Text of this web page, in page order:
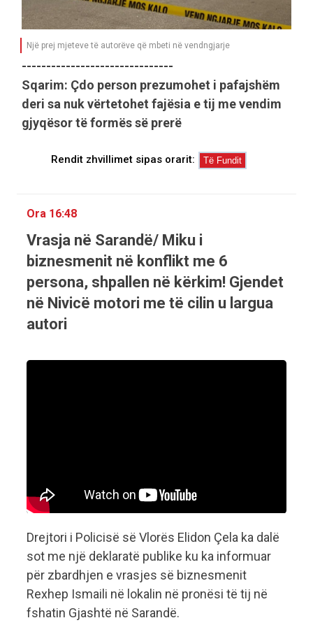
Një prej mjeteve të autorëve që mbeti në vendngjarje
-------------------------------
Sqarim: Çdo person prezumohet i pafajshëm
deri sa nuk vërtetohet fajësia e tij me vendim
gjyqësor të formës së prerë
Rendit zhvillimet sipas orarit:
Ora 16:48
Vrasja në Sarandë/ Miku i
biznesmenit në konflikt me 6
persona, shpallen në kërkim! Gjendet
në Nivicë motori me të cilin u largua
autori
Drejtori i Policisë së Vlorës Elidon Çela ka dalë
sot me një deklaratë publike ku ka informuar
për zbardhjen e vrasjes së biznesmenit
Rexhep Ismaili në lokalin në pronësi të tij në
fshatin Gjashtë në Sarandë.